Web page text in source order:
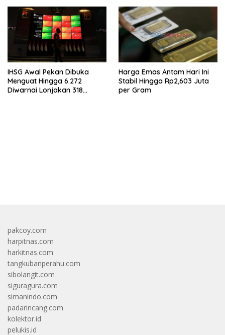
IHSG Awal Pekan Dibuka
Menguat Hingga 6.272
Diwarnai Lonjakan 318
Harga Emas Antam Hari Ini
Stabil Hingga Rp2,603 Juta
per Gram
pakcoy.com
harpitnas.com
harkitnas.com
tangkubanperahu.com
sibolangit.com
siguragura.com
simanindo.com
padarincang.com
kolektor.id
pelukis.id